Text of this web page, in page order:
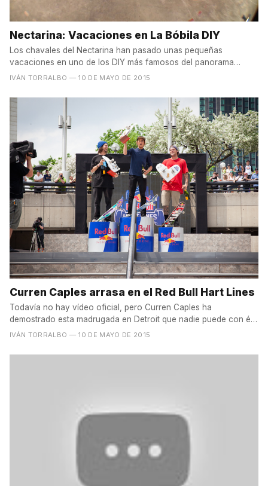
Nectarina: Vacaciones en La Bóbila DIY
Los chavales del Nectarina han pasado unas pequeñas
vacaciones en uno de los DIY más famosos del panorama
nacional, el...
IVÁN TORRALBO — 10 DE MAYO DE 2015
Curren Caples arrasa en el Red Bull Hart Lines
Todavía no hay vídeo oficial, pero Curren Caples ha
demostrado esta madrugada en Detroit que nadie puede con él
a la...
IVÁN TORRALBO — 10 DE MAYO DE 2015